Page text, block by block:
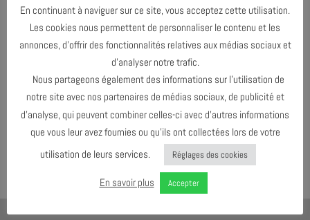
AGENDA AU FORMATI
TÉLÉCHARGER LE PROGRAMME
En continuant à naviguer sur ce site, vous acceptez cette utilisation.
Les cookies nous permettent de personnaliser le contenu et les
annonces, d’offrir des fonctionnalités relatives aux médias sociaux et
d’analyser notre trafic.
Nous partageons également des informations sur l’utilisation de
notre site avec nos partenaires de médias sociaux, de publicité et
d’analyse, qui peuvent combiner celles-ci avec d’autres informations
que vous leur avez fournies ou qu’ils ont collectées lors de votre
utilisation de leurs services.
Réglages des cookies
En savoir plus Accepter